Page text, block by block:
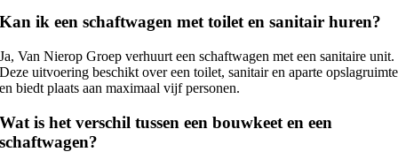
Kan ik een schaftwagen met toilet en sanitair huren?
Ja, Van Nierop Groep verhuurt een schaftwagen met een sanitaire unit.
Deze uitvoering beschikt over een toilet, sanitair en aparte opslagruimte
en biedt plaats aan maximaal vijf personen.
Wat is het verschil tussen een bouwkeet en een
schaftwagen?